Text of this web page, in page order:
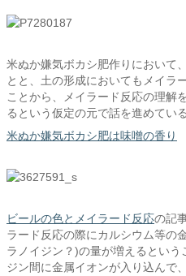
米ぬか嫌気ボカシ肥作りにおいて
とと、土の形成においてもメイラ
ことから、メイラード反応の理解
るという仮定の元で話を進めている
米ぬか嫌気ボカシ肥は味噌の香り
ビールの色とメイラード反応の記
ラード反応の際にカルシウム等の
ラノイジン？)の量が増えるとい
ジン間に金属イオンが入り込んで